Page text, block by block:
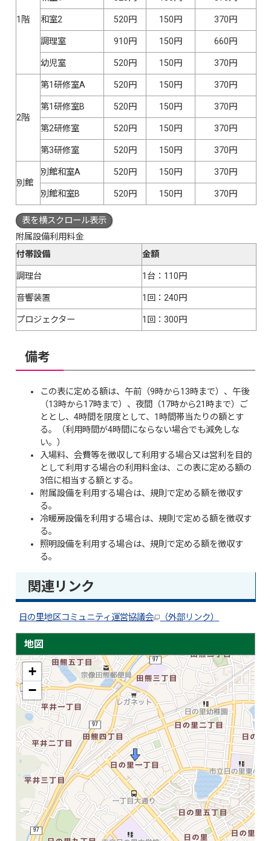
1階 和室2 520円 150円 370円
調理室 910円 150円 660円
幼児室 520円 150円 370円
2階
第1研修室A 520円 150円 370円
第1研修室B 520円 150円 370円
第2研修室 520円 150円 370円
第3研修室 520円 150円 370円
別館
別館和室A 520円 150円 370円
別館和室B 520円 150円 370円
表を横スクロール表示
附属設備利用料金
付帯設備
金額
調理台 1台：110円
音響装置 1回：240円
プロジェクター 1回：300円
備考
この表に定める額は、午前（9時から13時まで）、午後
（13時から17時まで）、夜間（17時から21時まで）ご
ととし、4時間を限度として、1時間帯当たりの額とす
る。（利用時間が4時間にならない場合でも減免しな
い。）
入場料、会費等を徴収して利用する場合又は営利を目的
として利用する場合の利用料金は、この表に定める額の
3倍に相当する額とする。
附属設備を利用する場合は、規則で定める額を徴収す
る。
冷暖房設備を利用する場合は、規則で定める額を徴収す
る。
照明設備を利用する場合は、規則で定める額を徴収す
る。
関連リンク
日の里地区コミュニティ運営協議会 （外部リンク）
地図
+
−